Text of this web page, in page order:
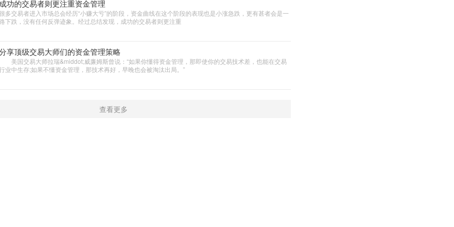
功的交易者则更注重资金管理
多交易者进入市场总会经历“小赚大亏”的阶段，资金曲线在这个阶段的表现也是小涨急跌，更有甚者会是一
下跌，没有任何反弹迹象。经过总结发现，成功的交易者则更注重
享顶级交易大师们的资金管理策略
国交易大师拉瑞&middot;威廉姆斯曾说：“如果你懂得资金管理，那即使你的交易技术差，也能在交易
业中生存;如果不懂资金管理，那技术再好，早晚也会被淘汰出局。”
查看更多